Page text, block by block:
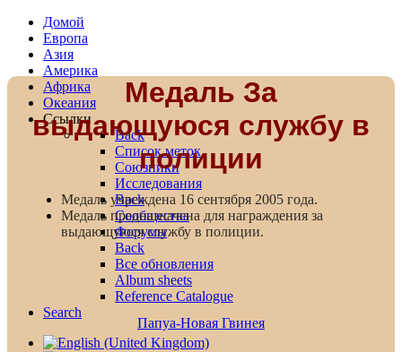
Домой
Европа
Азия
Америка
Африка
Океания
Ссылки
Back
Список меток
Союзники
Исследования
Back
Сообщества
Форумы
Back
Все обновления
Album sheets
Reference Catalogue
Search
Медаль За
выдающуюся службу в
полиции
Медаль учреждена 16 сентября 2005 года.
Медаль предназначена для награждения за
выдающуюся службу в полиции.
Папуа-Новая Гвинея